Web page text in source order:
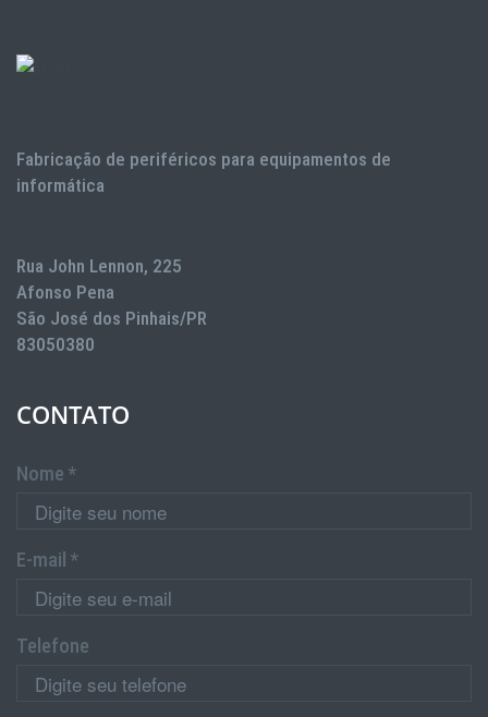
Fabricação de periféricos para equipamentos de
informática
Rua John Lennon, 225
Afonso Pena
São José dos Pinhais/PR
83050380
CONTATO
Nome *
E-mail *
Telefone